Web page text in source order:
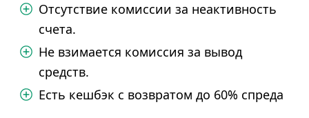
Отсутствие комиссии за неактивность
счета.
Не взимается комиссия за вывод
средств.
Есть кешбэк с возвратом до 60% спреда